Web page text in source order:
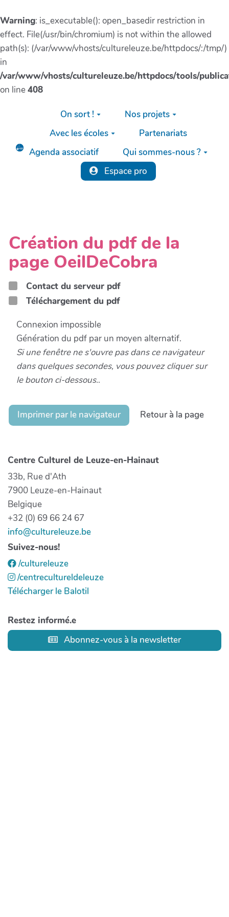
Warning: is_executable(): open_basedir restriction in
effect. File(/usr/bin/chromium) is not within the allowed
path(s): (/var/www/vhosts/cultureleuze.be/httpdocs/:/tmp/)
in
/var/www/vhosts/cultureleuze.be/httpdocs/tools/
on line408
Aller au contenu principal
On sort !
Nos projets
Avec les écoles
Partenariats
Agenda associatif
Qui sommes-nous ?
Espace pro
Création du pdf de la
page OeilDeCobra
Contact du serveur pdf
Téléchargement du pdf
Connexion impossible
Génération du pdf par un moyen alternatif.
Si une fenêtre ne s'ouvre pas dans ce navigateur
dans quelques secondes, vous pouvez cliquer sur
le bouton ci-dessous..
Imprimer par le navigateur Retour à la page
Centre Culturel de Leuze-en-Hainaut
33b, Rue d'Ath
7900 Leuze-en-Hainaut
Belgique
+32 (0) 69 66 24 67
info@cultureleuze.be
Suivez-nous!
/cultureleuze
/centrecultureldeleuze
Télécharger le Balotil
Restez informé.e
Abonnez-vous à la newsletter